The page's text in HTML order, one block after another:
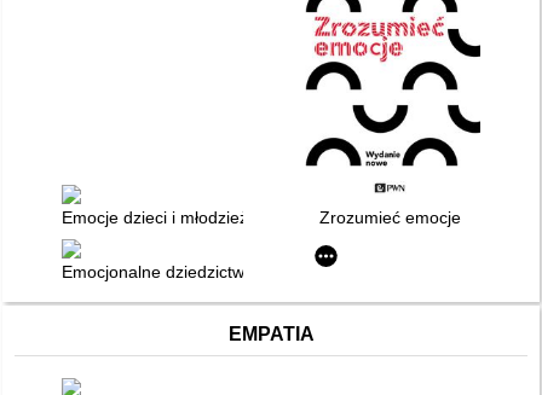
Emocje dzieci i młodzieży z trudnościami w rozwoju i
Zrozumieć emocje
Emocjonalne dziedzictwo : terapeutka, pacjenci i spuścizna
EMPATIA